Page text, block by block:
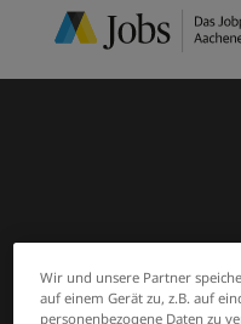
Wir und unsere Partner
auf einem Gerät zu, z.B. auf
personenbezogene Daten zu